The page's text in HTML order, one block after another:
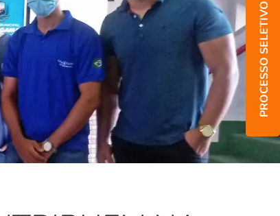
PROCESSO SELETIVO